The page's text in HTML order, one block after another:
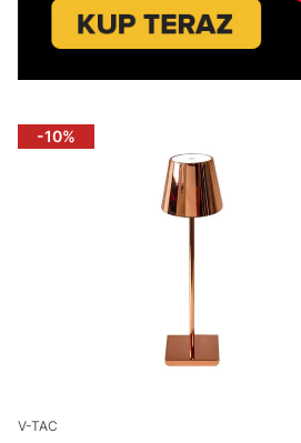
-10%
V-TAC